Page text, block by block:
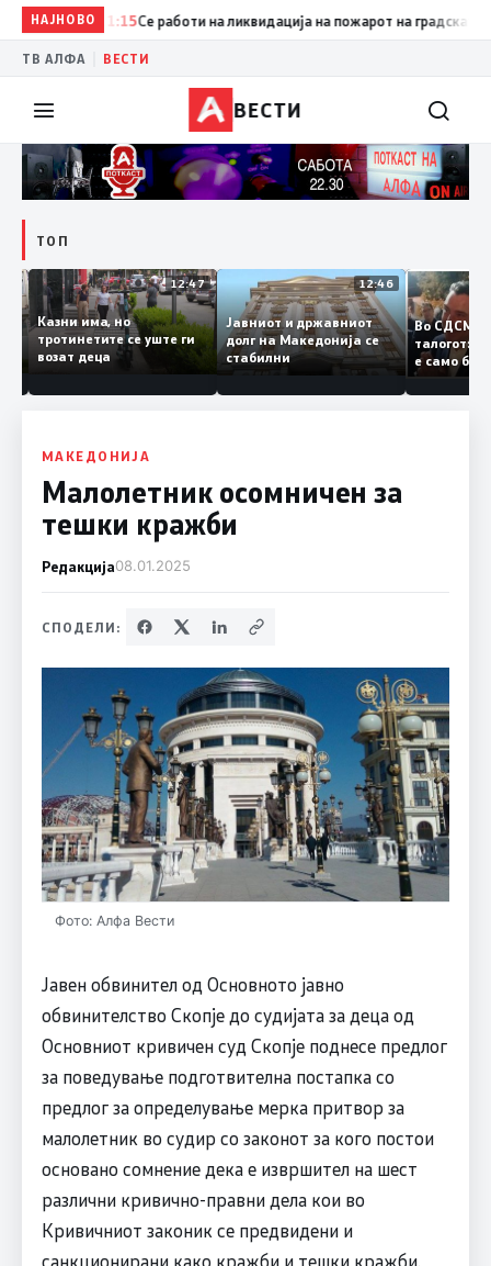
НАЈНОВО
11:15 Се работи на ликвидација на пожарот на градската
ТВ АЛФА ВЕСТИ
ВЕСТИ
ТОП
12:50
и
12:47
Казни има, но
тротинетите се уште ги
возат деца
12:46
Јавниот и државниот
долг на Македонија се
стабилни
Во
е само
копија
Заев
МАКЕДОНИЈА
Mалолетник осомничен за
тешки кражби
Редакција08.01.2025
СПОДЕЛИ:
Фото: Алфа Вести
Јавен обвинител од Основното јавно
обвинителство Скопје до судијата за деца од
Основниот кривичен суд Скопје поднесе предлог
за поведување подготвителна постапка со
предлог за определување мерка притвор за
малолетник во судир со законот за кого постои
основано сомнение дека е извршител на шест
различни кривично-правни дела кои во
Кривичниот законик се предвидени и
санкционирани како кражби и тешки кражби.